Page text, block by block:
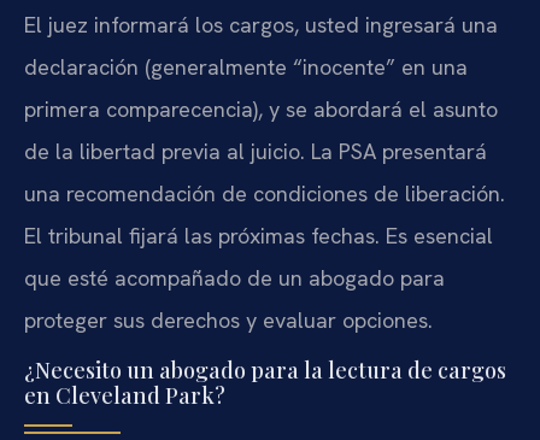
El juez informará los cargos, usted ingresará una
declaración (generalmente “inocente” en una
primera comparecencia), y se abordará el asunto
de la libertad previa al juicio. La PSA presentará
una recomendación de condiciones de liberación.
El tribunal fijará las próximas fechas. Es esencial
que esté acompañado de un abogado para
proteger sus derechos y evaluar opciones.
¿Necesito un abogado para la lectura de cargos
en Cleveland Park?